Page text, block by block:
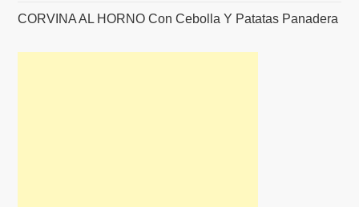
CORVINA AL HORNO Con Cebolla Y Patatas Panadera